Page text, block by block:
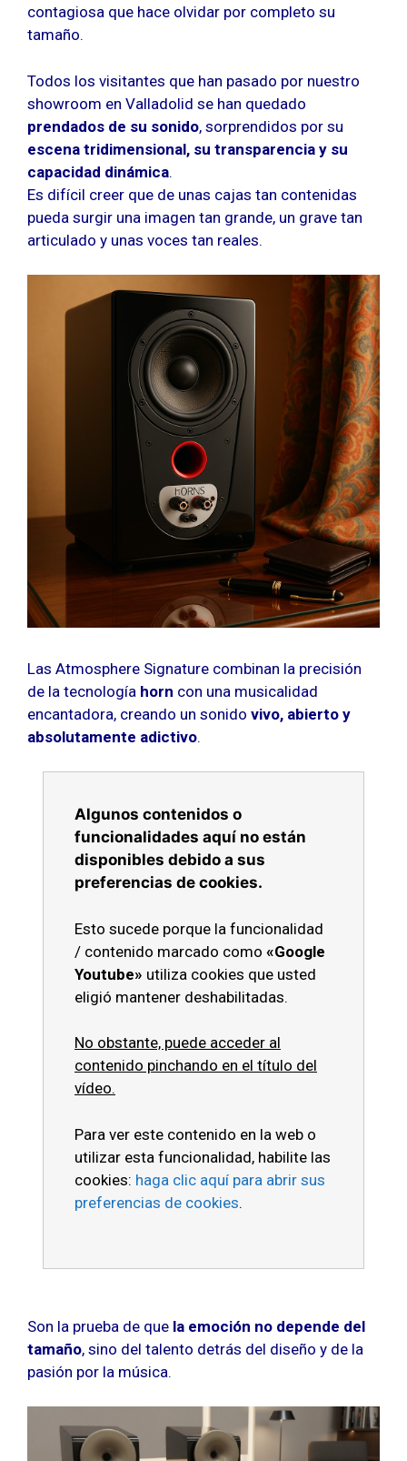
contagiosa que hace olvidar por completo su
tamaño.
Todos los visitantes que han pasado por nuestro
showroom en Valladolid se han quedado
prendados de su sonido, sorprendidos por su
escena tridimensional, su transparencia y su
capacidad dinámica.
Es difícil creer que de unas cajas tan contenidas
pueda surgir una imagen tan grande, un grave tan
articulado y unas voces tan reales.
Las Atmosphere Signature combinan la precisión
de la tecnología horn con una musicalidad
encantadora, creando un sonido vivo, abierto y
absolutamente adictivo.
Algunos contenidos o
funcionalidades aquí no están
disponibles debido a sus
preferencias de cookies.
Esto sucede porque la funcionalidad
/ contenido marcado como «Google
Youtube» utiliza cookies que usted
eligió mantener deshabilitadas.
No obstante, puede acceder al
contenido pinchando en el título del
vídeo.
Para ver este contenido en la web o
utilizar esta funcionalidad, habilite las
cookies: haga clic aquí para abrir sus
preferencias de cookies.
Son la prueba de que la emoción no depende del
tamaño, sino del talento detrás del diseño y de la
pasión por la música.